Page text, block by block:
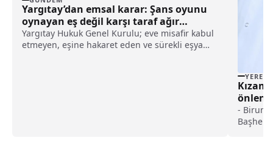
Yargıtay’dan emsal karar: Şans oyunu
oynayan eş değil karşı taraf ağır
kusurlu sayıldı
Yargıtay Hukuk Genel Kurulu; eve misafir kabul
etmeyen, eşine hakaret eden ve sürekli eşya
YEREL
haberi
- Biruni